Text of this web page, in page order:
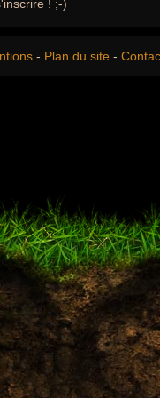
! ;-)
- Plan du site -